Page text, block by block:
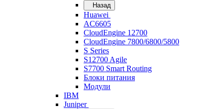
Назад
Huawei
AC6605
CloudEngine 12700
CloudEngine 7800/6800/5800
S Series
S12700 Agile
S7700 Smart Routing
Блоки питания
Модули
IBM
Juniper